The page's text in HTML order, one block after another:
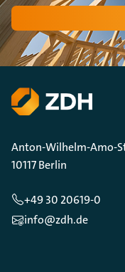
Anton-Wilhelm-Amo-
10117 Berlin
+49 30 20619-0
info@zdh.de